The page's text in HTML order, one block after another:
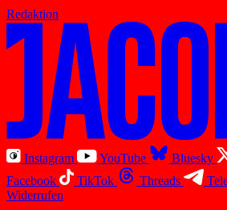
Redaktion
Instagram YouTube Bluesky
Facebook
TikTok Threads
Widerrufen